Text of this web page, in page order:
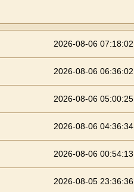
2026-08-06 07:18:02
2026-08-06 06:36:02
2026-08-06 05:00:25
2026-08-06 04:36:34
2026-08-06 00:54:13
2026-08-05 23:36:36